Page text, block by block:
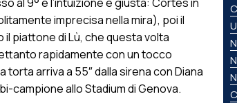
imprecisa nella mira), poi il
piattone di Lù, che questa volta
rapidamente con un tocco
arriva a 55″ dalla sirena con Diana
campione allo Stadium di Genova.